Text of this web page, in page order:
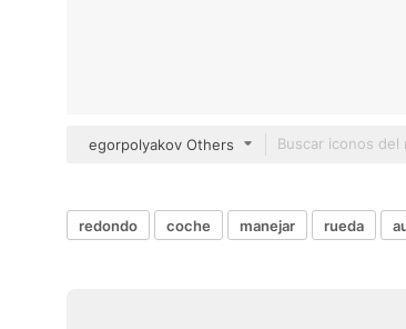
egorpolyakov Others
redondo coche manejar rueda